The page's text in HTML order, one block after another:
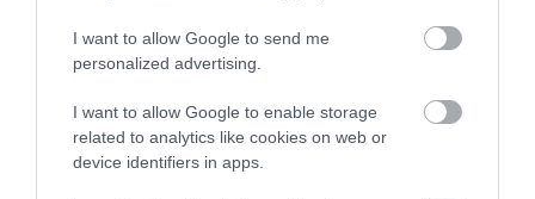
I want to allow Google to send me
personalized advertising.
I want to allow Google to enable storage
related to analytics like cookies on web or
device identifiers in apps.
ομάδες θα μπορούσαν να είναι πιο
ξηροφθαλμίας από τη χρήση μάσκας.
Τέτοιες ομάδες είναι, οι ηλικιωμένοι